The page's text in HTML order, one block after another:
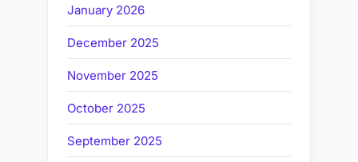
January 2026
December 2025
November 2025
October 2025
September 2025